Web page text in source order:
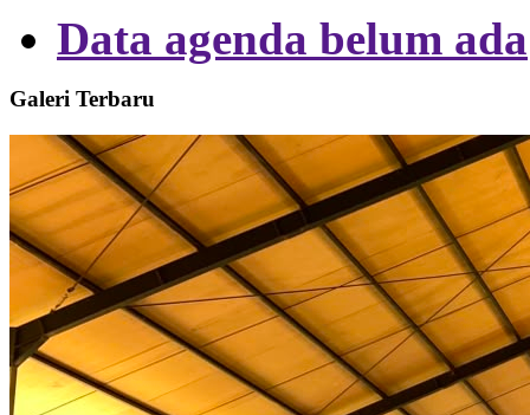
Data agenda belum ada
Galeri Terbaru